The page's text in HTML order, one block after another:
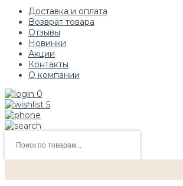
Доставка и оплата
Возврат товара
Отзывы
Новинки
Акции
Контакты
О компании
0
5
товаров